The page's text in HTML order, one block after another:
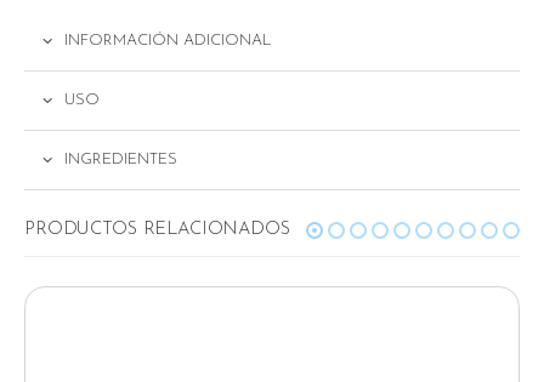
INFORMACIÓN ADICIONAL
USO
INGREDIENTES
RELATED PRODUCTS